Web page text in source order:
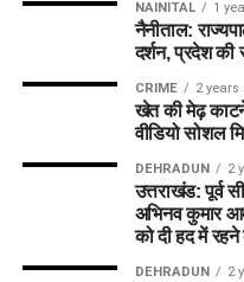
NAINITAL 1
नैनीताल:
दर्शन, प्रदेश
CRIME 2 years
खेत की मेढ़
वीडियो सोशल
DEHRADUN 2
उत्तराखंड: पूर्व
अभिनव कुमार
को दी हद में
DEHRADUN 2